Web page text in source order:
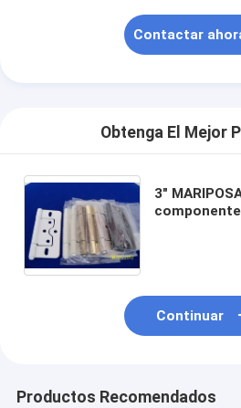
Contactar
Obtenga El Mejor
3"
Continuar
Productos Recomendados